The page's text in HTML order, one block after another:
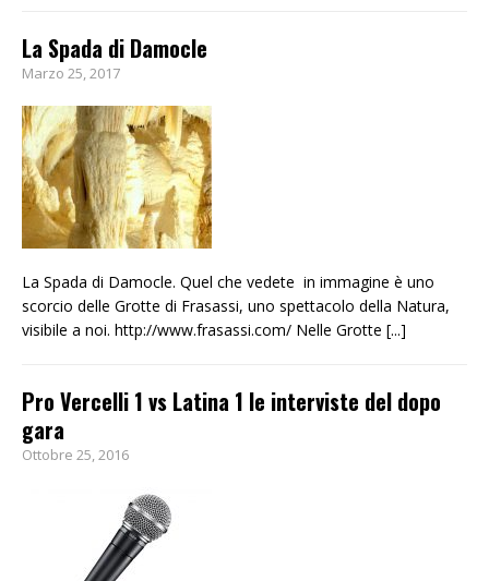
La Spada di Damocle
Marzo 25, 2017
La Spada di Damocle. Quel che vedete in immagine è uno
scorcio delle Grotte di Frasassi, uno spettacolo della Natura,
visibile a noi. http://www.frasassi.com/ Nelle Grotte [...]
Pro Vercelli 1 vs Latina 1 le interviste del dopo
gara
Ottobre 25, 2016